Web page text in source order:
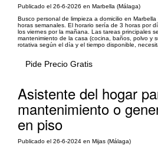
Publicado el 26-6-2026 en Marbella (Málaga)
Busco personal de limpieza a domicilio en
horas semanales. El horario sería de 3 horas por
los viernes por la mañana. Las tareas principales
mantenimiento de la casa (cocina, baños, polvo y
rotativa según el día y el tiempo disponible,
Pide Precio Gratis
Asistente del hogar
mantenimiento o
en piso
Publicado el 26-6-2024 en Mijas (Málaga)